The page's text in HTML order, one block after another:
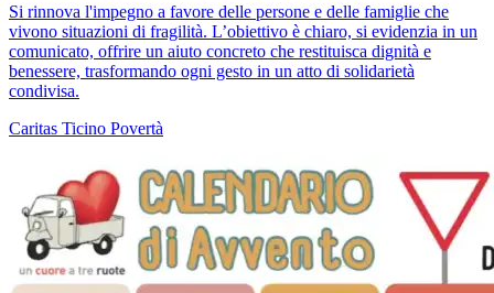
Si rinnova l'impegno a favore delle persone e delle famiglie che
vivono situazioni di fragilità. L’obiettivo è chiaro, si evidenzia in un
comunicato, offrire un aiuto concreto che restituisca dignità e
benessere, trasformando ogni gesto in un atto di solidarietà
condivisa.
Caritas Ticino Povertà